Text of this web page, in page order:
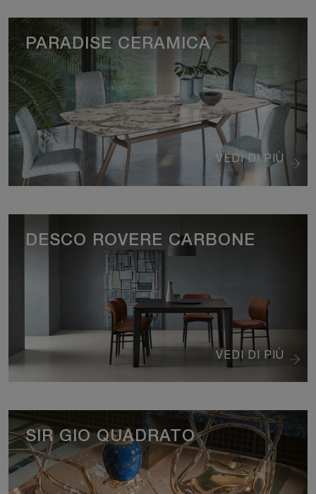
VEDI DI PIÙ
PARADISE CERAMICA
VEDI DI PIÙ
DESCO ROVERE CARBONE
SIR GIO QUADRATO